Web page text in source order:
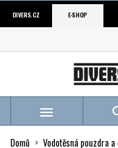
DIVERS.CZ E-SHOP

Domů Vodotěsná pouzdra a